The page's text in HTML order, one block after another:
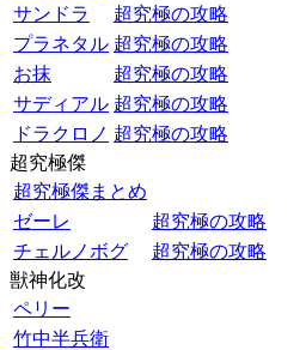
サンドラ
超究極の攻略
プラネタル 超究極の攻略
お抹
超究極の攻略
サディアル 超究極の攻略
ドラクロノ 超究極の攻略
超究極傑
超究極傑まとめ
ゼーレ
超究極の攻略
チェルノボグ
超究極の攻略
獣神化改
ペリー
竹中半兵衛